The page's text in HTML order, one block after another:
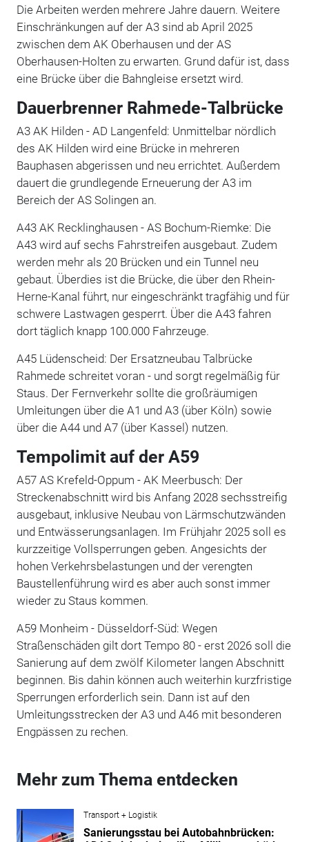
Die Arbeiten werden mehrere Jahre dauern. Weitere
Einschränkungen auf der A3 sind ab April 2025
zwischen dem AK Oberhausen und der AS
Oberhausen-Holten zu erwarten. Grund dafür ist, dass
eine Brücke über die Bahngleise ersetzt wird.
Dauerbrenner Rahmede-Talbrücke
A3 AK Hilden - AD Langenfeld: Unmittelbar nördlich
des AK Hilden wird eine Brücke in mehreren
Bauphasen abgerissen und neu errichtet. Außerdem
dauert die grundlegende Erneuerung der A3 im
Bereich der AS Solingen an.
A43 AK Recklinghausen - AS Bochum-Riemke: Die
A43 wird auf sechs Fahrstreifen ausgebaut. Zudem
werden mehr als 20 Brücken und ein Tunnel neu
gebaut. Überdies ist die Brücke, die über den Rhein-
Herne-Kanal führt, nur eingeschränkt tragfähig und für
schwere Lastwagen gesperrt. Über die A43 fahren
dort täglich knapp 100.000 Fahrzeuge.
A45 Lüdenscheid: Der Ersatzneubau Talbrücke
Rahmede schreitet voran - und sorgt regelmäßig für
Staus. Der Fernverkehr sollte die großräumigen
Umleitungen über die A1 und A3 (über Köln) sowie
über die A44 und A7 (über Kassel) nutzen.
Tempolimit auf der A59
A57 AS Krefeld-Oppum - AK Meerbusch: Der
Streckenabschnitt wird bis Anfang 2028 sechsstreifig
ausgebaut, inklusive Neubau von Lärmschutzwänden
und Entwässerungsanlagen. Im Frühjahr 2025 soll es
kurzzeitige Vollsperrungen geben. Angesichts der
hohen Verkehrsbelastungen und der verengten
Baustellenführung wird es aber auch sonst immer
wieder zu Staus kommen.
A59 Monheim - Düsseldorf-Süd: Wegen
Straßenschäden gilt dort Tempo 80 - erst 2026 soll die
Sanierung auf dem zwölf Kilometer langen Abschnitt
beginnen. Bis dahin können auch weiterhin kurzfristige
Sperrungen erforderlich sein. Dann ist auf den
Umleitungsstrecken der A3 und A46 mit besonderen
Engpässen zu rechen.
Mehr zum Thema entdecken
Transport + Logistik
Sanierungsstau bei Autobahnbrücken: